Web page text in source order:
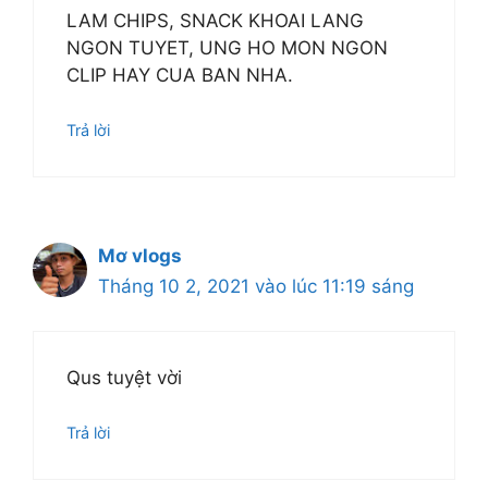
LAM CHIPS, SNACK KHOAI LANG
NGON TUYET, UNG HO MON NGON
CLIP HAY CUA BAN NHA.
Trả lời
Mơ vlogs
Tháng 10 2, 2021 vào lúc 11:19 sáng
Qus tuyệt vời
Trả lời